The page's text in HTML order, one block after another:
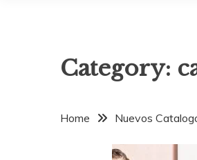
Category:
Home Nuevos